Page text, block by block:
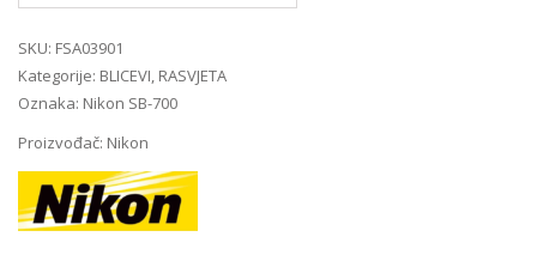
SKU: FSA03901
Kategorije: BLICEVI, RASVJETA
Oznaka: Nikon SB-700
Proizvođač: Nikon